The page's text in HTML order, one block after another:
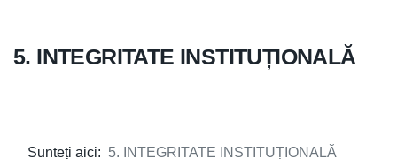
5. INTEGRITATE INSTITUȚIONALĂ
Sunteți aici: 5. INTEGRITATE INSTITUȚIONALĂ